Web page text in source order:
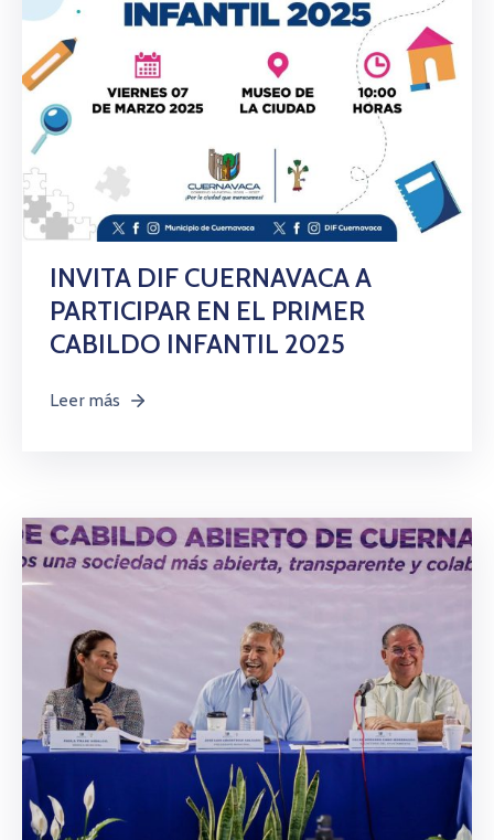
INVITA DIF CUERNAVACA A
PARTICIPAR EN EL PRIMER
CABILDO INFANTIL 2025
Leer más